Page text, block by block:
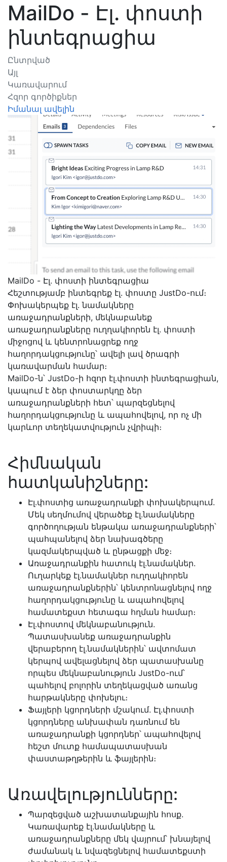
MailDo - Էլ. փոստի
ինտեգրացիա
Ընտրված
Այլ
Կառավարում
Հզոր գործիքներ
Իմանալ ավելին
MailDo - Էլ․ փոստի ինտեգրացիա
Հեշտությամբ ինտեգրեք էլ․ փոստը JustDo-ում։
Փոխակերպեք էլ․ նամակները
առաջադրանքների, մեկնաբանեք
առաջադրանքները ուղղակիորեն էլ․ փոստի
միջոցով և կենտրոնացրեք ողջ
հաղորդակցությունը՝ ավելի լավ ծրագրի
կառավարման համար։
MailDo-ն՝ JustDo-ի հզոր էլ․փոստի ինտեգրացիան,
կապում է ձեր փոստարկղը ձեր
առաջադրանքների հետ՝ պարզեցնելով
հաղորդակցությունը և ապահովելով, որ ոչ մի
կարևոր տեղեկատվություն չվրիպի։
Հիմնական
հատկանիշները:
Էլ․փոստից առաջադրանքի փոխակերպում.
Մեկ սեղմումով վերածեք էլ․նամակները
գործողության ենթակա առաջադրանքների՝
պահպանելով ձեր նախագծերը
կազմակերպված և ընթացքի մեջ։
Առաջադրանքին հատուկ էլ․նամակներ.
Ուղարկեք էլ․նամակներ ուղղակիորեն
առաջադրանքներին՝ կենտրոնացնելով ողջ
հաղորդակցությունը և ապահովելով
համատեքստ հետագա հղման համար։
Էլ․փոստով մեկնաբանություն.
Պատասխանեք առաջադրանքին
վերաբերող էլ․նամակներին՝ ավտոմատ
կերպով ավելացնելով ձեր պատասխանը
որպես մեկնաբանություն JustDo-ում՝
պահելով բոլորին տեղեկացված առանց
հարթակները փոխելու։
Ֆայլերի կցորդների մշակում. Էլ․փոստի
կցորդները անխափան դառնում են
առաջադրանքի կցորդներ՝ ապահովելով
հեշտ մուտք համապատասխան
փաստաթղթերին և ֆայլերին։
Առավելությունները:
Պարզեցված աշխատանքային հոսք.
Կառավարեք էլ․նամակները և
առաջադրանքները մեկ վայրում՝ խնայելով
ժամանակ և նվազեցնելով համատեքստի